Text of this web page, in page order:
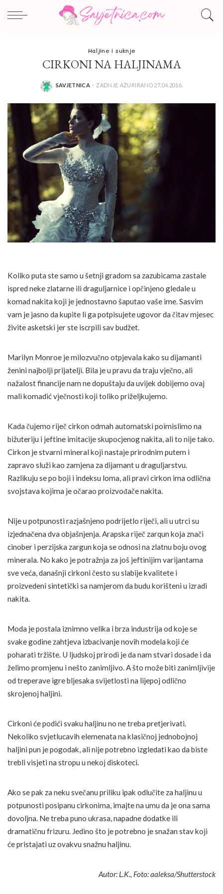
Haljine i suknje
CIRKONI NA HALJINAMA
POSTED
SAVJETNICA ZADNJE AŽURIRANO 27.04.2016.
Koliko puta ste samo u šetnji gradom sa zazubicama zastale
ispred neke zlatarne ili draguljarnice i opčinjeno gledale u
komad nakita koji je jednostavno šaputao vaše ime. Sasvim
vam je jasno da kupite li ga potpisujete ugovor da čitav mjesec
živite asketski jer ste iscrpili sav budžet.
Marilyn Monroe je milozvučno otpjevala kako su dijamanti
ženini najbolji prijatelji. Bila je u pravu da traju vječno, ali
nažalost financije nam ne dopuštaju da uvijek dobijemo ovaj
mali komadić vječnosti koji toliko priželjkujemo.
Kada čujemo riječ cirkon odmah automatski poimislimo na
bižuteriju i jeftine imitacije skupocjenog nakita, ali to nije tako.
Cirkon je stvarni mineral koji nastaje prirodnim putem i
zapravo služi kao zamjena za dijamant u draguljarstvu.
Razlikuju se po boji i indeksu loma, ali pravi cirkon ima odlična
svojstava kojima je očarao proizvođače nakita.
Nije u potpunosti razjašnjeno podrijetlo riječi, ali u utrci su
izjednačena dva objašnjenja. Arapska riječ zarqun koja znači
cinober i perzijska zargun koja se odnosi na zlatnu boju ovog
minerala. No kako je potražnja za još jeftinijim varijantama
sve veća, današnji cirkoni često su slabije kvalitete i
proizvedeni sintetički sa namjerom da budu korišteni u izradi
nakita.
Moda je postala iznimno velika i brza industrija od koje se
svake godine zahtjeva izbacivanje novih modela koji će
poharati tržište. U ljudskoj prirodi je da nam stvari dosade i da
želimo promjenu i nešto zanimljivo. A što može biti zanimljivije
od treperave igre bljesaka svijetlosti na lijepoj odlično
skrojenoj haljini.
Cirkoni će podići svaku haljinu no ne treba pretjerivati.
Nekoliko svjetlucavih elemenata na klasičnoj jednobojnoj
haljini pun je pogodak, ali nije potrebno izgledati kao da biste
trebli visjeti na stropu u nekoj diskoteci.
Ako se pak za neku svečanu priliku ipak odlučite za haljinu u
potpunosti posipanu cirkonima, imajte na umu da je ona sama
dovoljna. Ne treba puno ukrasa, napadne dodatke ili
dramatičnu frizuru. Jedino što je potrebno je snažan stav koji
će pristajati uz ovakvu snažnu haljinu.
Autor: L.K., Foto: aaleksa/Shutterstock